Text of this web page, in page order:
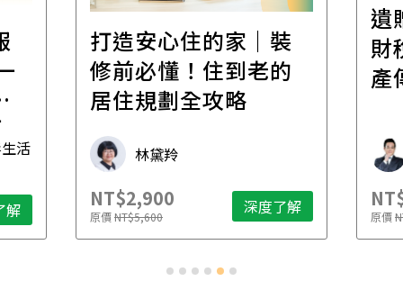
活
解
打造安心住的家｜裝
修前必懂！住到老的
居住規劃全攻略
林黛羚
NT$2,900
原價NT$5,600 深度了解
遺
財
產
原價